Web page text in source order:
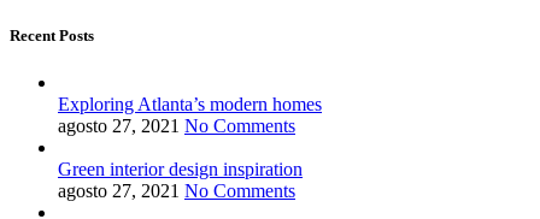
Recent Posts
Exploring Atlanta’s modern homes
agosto 27, 2021 No Comments
Green interior design inspiration
agosto 27, 2021 No Comments